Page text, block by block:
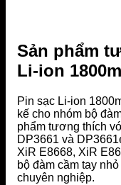
Sản phẩm
Li-ion
Pin sạc Li-ion
kế cho nhóm bộ
phẩm tương thích
DP3661 và
XiR E8668, XiR
bộ đàm cầm tay
chuyên nghiệp.